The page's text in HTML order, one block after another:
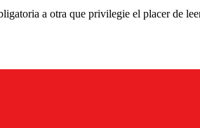
a otra que privilegie el placer de